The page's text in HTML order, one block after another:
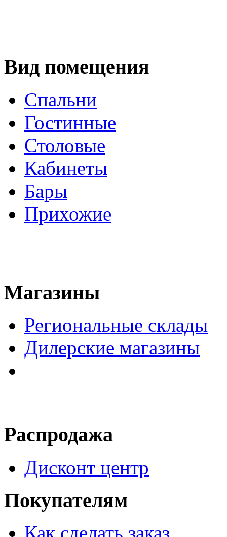
Вид помещения
Спальни
Гостинные
Столовые
Кабинеты
Бары
Прихожие
Магазины
Региональные склады
Дилерские магазины
Распродажа
Дисконт центр
Покупателям